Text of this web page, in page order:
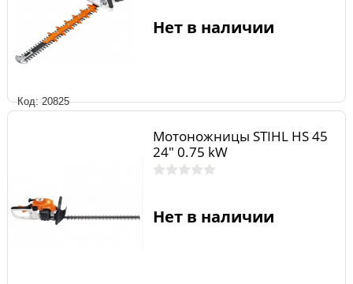
Код: 20825
Нет в наличии
Мотоножницы STIHL HS 45
24" 0.75 kW
Нет в наличии